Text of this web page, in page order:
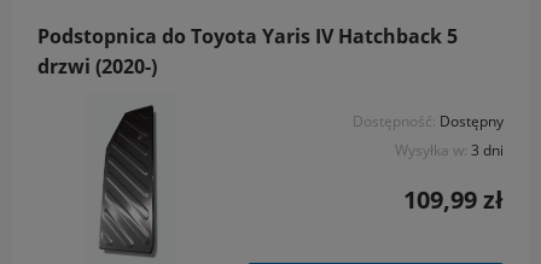
Podstopnica do Toyota Yaris IV Hatchback 5
drzwi (2020-)
Dostępność: Dostępny
Wysyłka w: 3 dni
109,99 zł